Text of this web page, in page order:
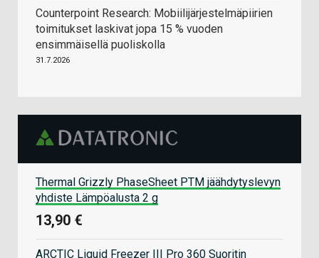
Counterpoint Research: Mobiilijärjestelmäpiirien
toimitukset laskivat jopa 15 % vuoden
ensimmäisellä puoliskolla
31.7.2026
Thermal Grizzly PhaseSheet PTM jäähdytyslevyn
yhdiste Lämpöalusta 2 g
13,90 €
ARCTIC Liquid Freezer III Pro 360 Suoritin